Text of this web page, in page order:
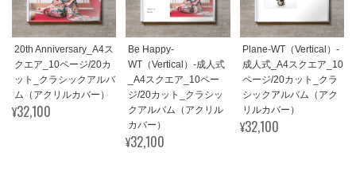
20th Anniversary_A4ス
クエア_10ページ/20カ
ット_クラシックアルバ
ム（アクリルカバー）
¥32,100
Be Happy-
WT（Vertical）-成人式
_A4スクエア_10ペー
ジ/20カット_クラシッ
クアルバム（アクリル
カバー）
¥32,100
Plane-WT（Vertical）-
成人式_A4スクエア_10
ページ/20カット_クラ
シックアルバム（アク
リルカバー）
¥32,100